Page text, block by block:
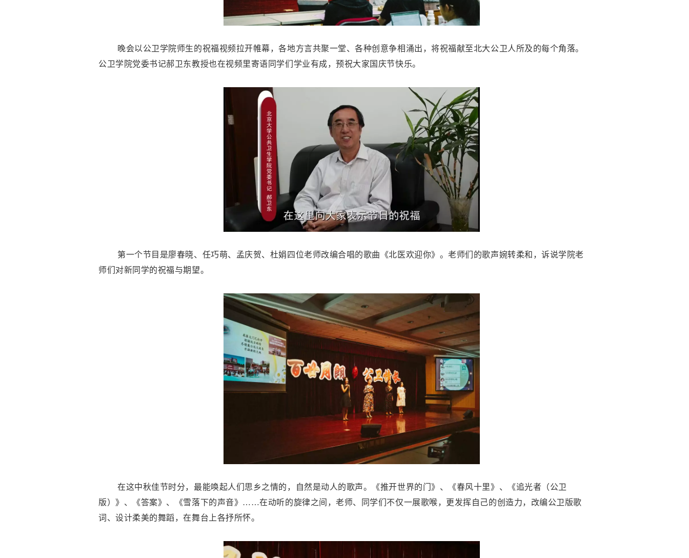
晚会以公卫学院师生的祝福视频拉开帷幕，各地方言共聚一堂、各种创意争相涌出，将祝福献至北大公卫人所及的每个角落。
公卫学院党委书记郝卫东教授也在视频里寄语同学们学业有成，预祝大家国庆节快乐。
第一个节目是廖春晓、任巧萌、孟庆贺、杜娟四位老师改编合唱的歌曲《北医欢迎你》。老师们的歌声婉转柔和，诉说学院老
师们对新同学的祝福与期望。
在这中秋佳节时分，最能唤起人们思乡之情的，自然是动人的歌声。《推开世界的门》、《春风十里》、《追光者（公卫
版）》、《答案》、《雪落下的声音》……在动听的旋律之间，老师、同学们不仅一展歌喉，更发挥自己的创造力，改编公卫版歌
词、设计柔美的舞蹈，在舞台上各抒所怀。